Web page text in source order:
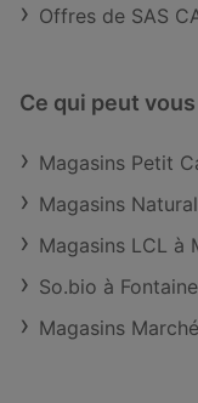
Offres de SAS
Ce qui peut
Magasins Petit
Magasins
Magasins LCL à
So.bio à
Magasins